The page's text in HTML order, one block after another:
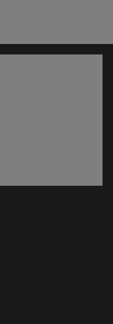
ventana)
ventana)